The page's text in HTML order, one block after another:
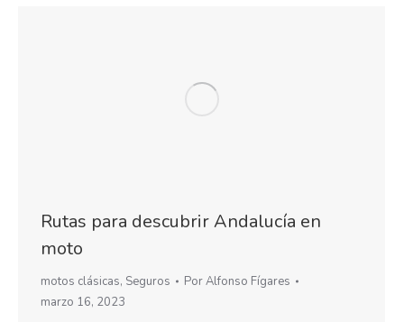
Rutas para descubrir Andalucía en
moto
motos clásicas, Seguros PorAlfonso Fígares
marzo 16, 2023